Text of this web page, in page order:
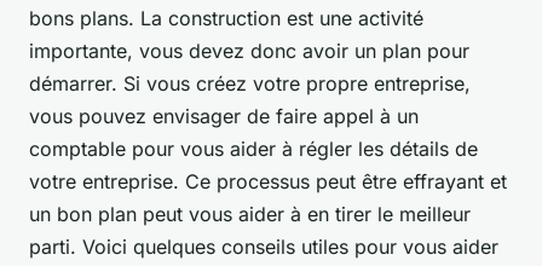
bons plans. La construction est une activité
importante, vous devez donc avoir un plan pour
démarrer. Si vous créez votre propre entreprise,
vous pouvez envisager de faire appel à un
comptable pour vous aider à régler les détails de
votre entreprise. Ce processus peut être effrayant et
un bon plan peut vous aider à en tirer le meilleur
parti. Voici quelques conseils utiles pour vous aider